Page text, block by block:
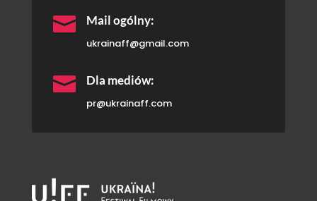
 Mail ogólny:
ukrainaff@gmail.com
 Dla mediów:
pr@ukrainaff.com